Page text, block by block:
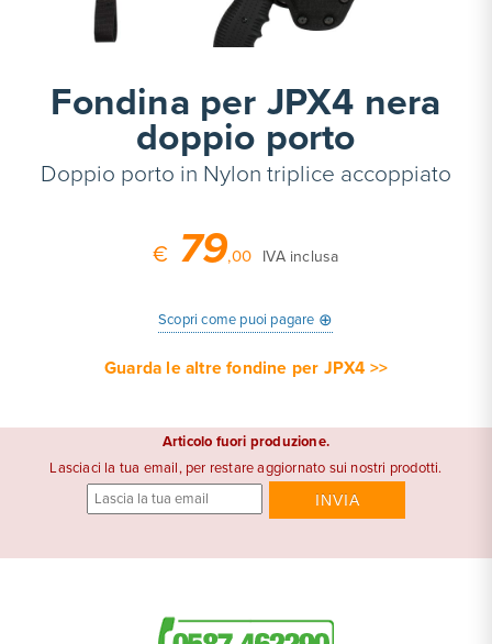
Fondina per JPX4 nera
doppio porto
Doppio porto in Nylon triplice accoppiato
€ 79,00 IVA inclusa
Scopri come puoi pagare ⊕
Guarda le altre fondine per JPX4 >>
Articolo fuori produzione.
Lasciaci la tua email, per restare aggiornato sui nostri prodotti.